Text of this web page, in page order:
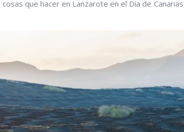
que hacer en Lanzarote en el Día de